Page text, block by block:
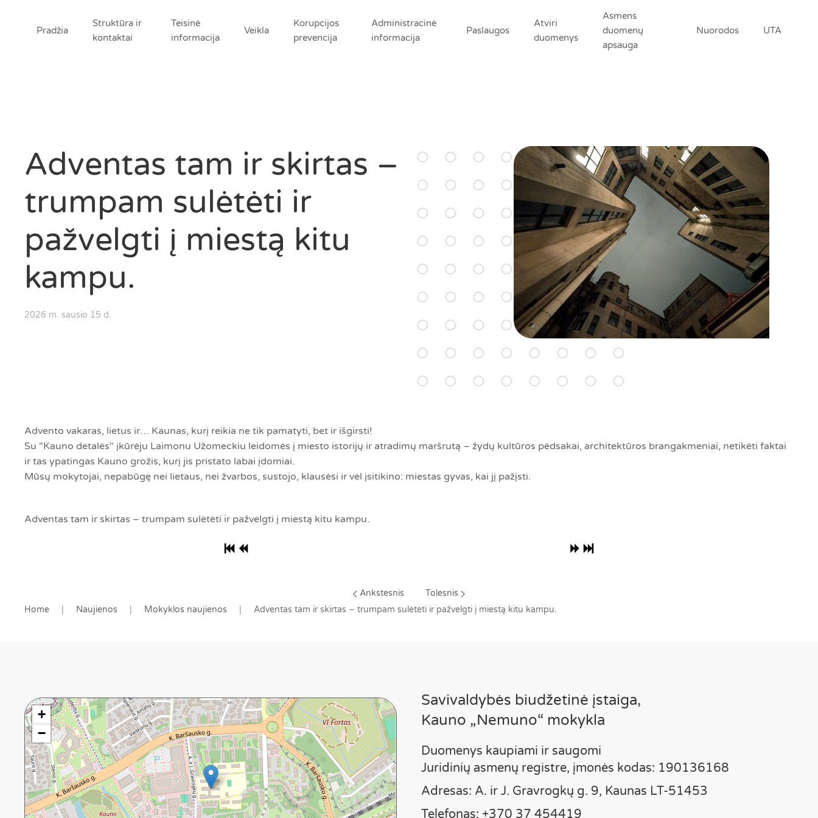
Pradžia
Struktūra ir
kontaktai
Teisinė
informacija
Veikla
Korupcijos
prevencija
Administracinė
informacija
Paslaugos
Atviri
duomenys
Asmens
duomenų
apsauga
Nuorodos UTA
Adventas tam ir skirtas –
trumpam sulėtėti ir
pažvelgti į miestą kitu
kampu.
2026 m. sausio 15 d.
Advento vakaras, lietus ir… Kaunas, kurį reikia ne tik pamatyti, bet ir išgirsti!
Su "Kauno detalės" įkūrėju Laimonu Užomeckiu leidomės į miesto istorijų ir atradimų maršrutą – žydų kultūros pėdsakai, architektūros brangakmeniai, netikėti faktai
ir tas ypatingas Kauno grožis, kurį jis pristato labai įdomiai.
Mūsų mokytojai, nepabūgę nei lietaus, nei žvarbos, sustojo, klausėsi ir vėl įsitikino: miestas gyvas, kai jį pažįsti.
Adventas tam ir skirtas – trumpam sulėtėti ir pažvelgti į miestą kitu kampu.
Ankstesnis
Tolesnis
Home
Naujienos Mokyklos naujienos Adventas tam ir skirtas – trumpam sulėtėti ir pažvelgti į miestą kitu kampu.
+
−
Savivaldybės biudžetinė įstaiga,
Kauno „Nemuno“ mokykla
Duomenys kaupiami ir saugomi
Juridinių asmenų registre, įmonės kodas: 190136168
Adresas: A. ir J. Gravrogkų g. 9, Kaunas LT-51453
Telefonas: +370 37 454419